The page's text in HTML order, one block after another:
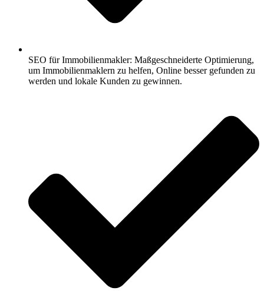
SEO für Immobilienmakler: Maßgeschneiderte Optimierung,
um Immobilienmaklern zu helfen, Online besser gefunden zu
werden und lokale Kunden zu gewinnen.